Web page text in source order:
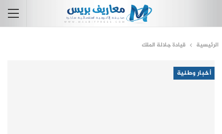
الرئيسية قيادة جلالة الملك
أخبار وطنية